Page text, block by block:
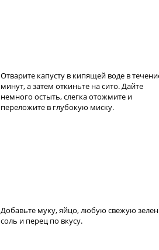
Отварите капусту в кипящей воде в
минут, а затем откиньте на сито. Дайте
немного остыть, слегка отожмите и
переложите в глубокую миску.
Добавьте муку, яйцо, любую свежую
соль и перец по вкусу.